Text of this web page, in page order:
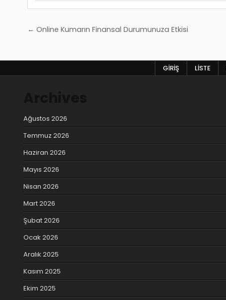
Yazı
← Online Kumarın Finansal Durumunuza Etkisi
GIRIŞ LISTE
Ağustos 2026
Temmuz 2026
Haziran 2026
Mayıs 2026
Nisan 2026
Mart 2026
Şubat 2026
Ocak 2026
Aralık 2025
Kasım 2025
Ekim 2025